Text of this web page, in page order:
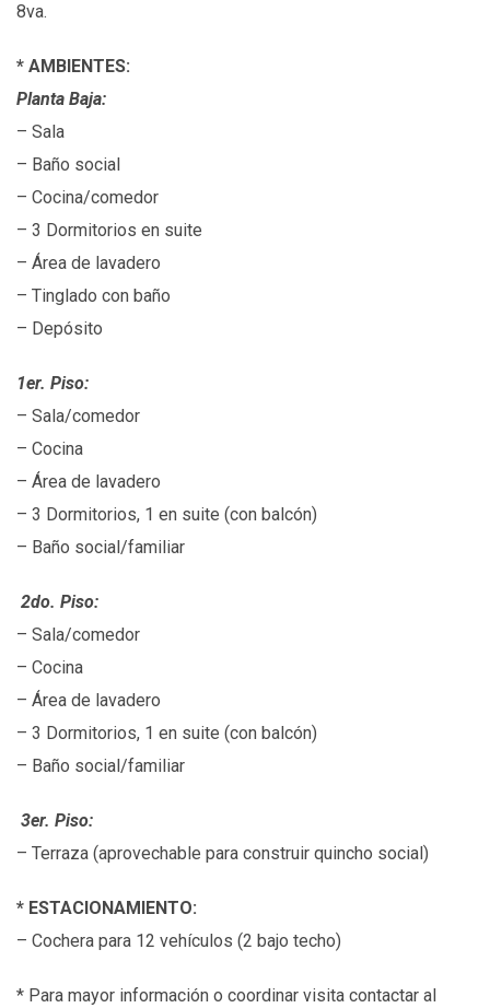
8va.
* AMBIENTES:
Planta Baja:
– Sala
– Baño social
– Cocina/comedor
– 3 Dormitorios en suite
– Área de lavadero
– Tinglado con baño
– Depósito
1er. Piso:
– Sala/comedor
– Cocina
– Área de lavadero
– 3 Dormitorios, 1 en suite (con balcón)
– Baño social/familiar
2do. Piso:
– Sala/comedor
– Cocina
– Área de lavadero
– 3 Dormitorios, 1 en suite (con balcón)
– Baño social/familiar
3er. Piso:
– Terraza (aprovechable para construir quincho social)
* ESTACIONAMIENTO:
– Cochera para 12 vehículos (2 bajo techo)
* Para mayor información o coordinar visita contactar al